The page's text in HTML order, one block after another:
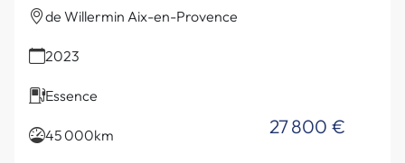
de Willermin Aix-en-Provence
2023
Essence
45 000km 27 800 €